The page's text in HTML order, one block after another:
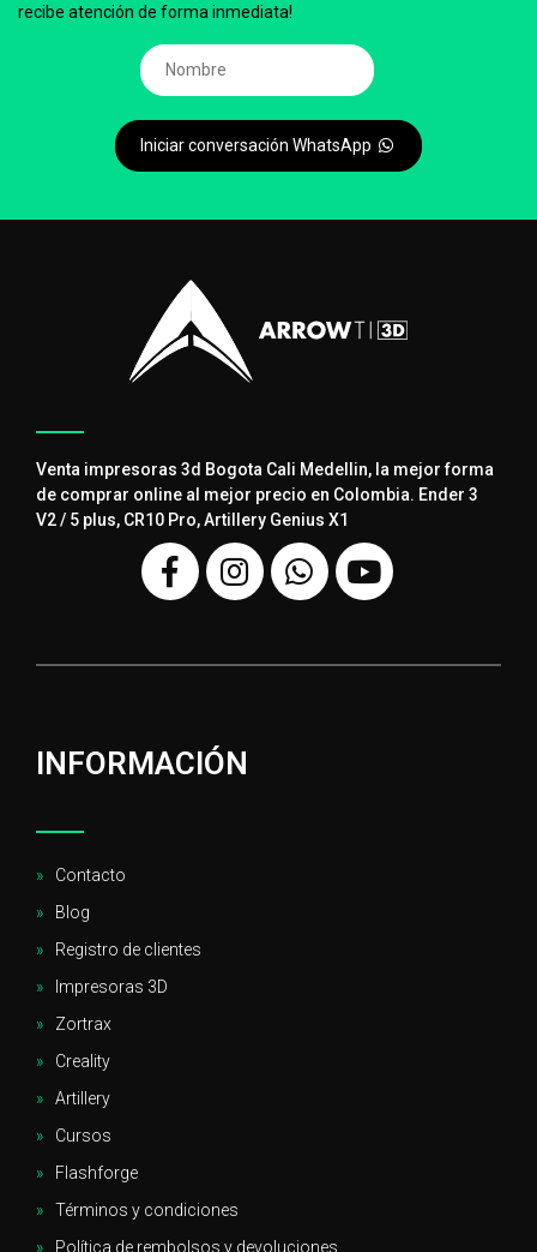
recibe atención de forma inmediata!
Iniciar conversación WhatsApp
Venta impresoras 3d Bogota Cali Medellin, la mejor forma
de comprar online al mejor precio en Colombia. Ender 3
V2 / 5 plus, CR10 Pro, Artillery Genius X1
INFORMACIÓN
Contacto
Blog
Registro de clientes
Impresoras 3D
Zortrax
Creality
Artillery
Cursos
Flashforge
Términos y condiciones
Política de rembolsos y devoluciones